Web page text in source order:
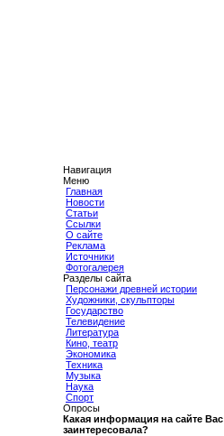
Навигация
Меню
Главная
Новости
Статьи
Ссылки
О сайте
Реклама
Источники
Фотогалерея
Разделы сайта
Персонажи древней истории
Художники, скульпторы
Государство
Телевидение
Литература
Кино, театр
Экономика
Техника
Музыка
Наука
Спорт
Опросы
Какая информация на сайте Вас
заинтересовала?